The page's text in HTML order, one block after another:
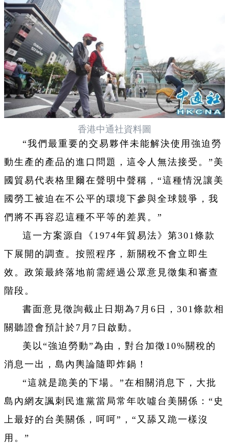
香港中通社資料圖
“我們最重要的交易夥伴未能解決使用強迫勞
動生產的產品的進口問題，這令人無法接受。”美
國貿易代表格里爾在聲明中聲稱，“這種情況讓美
國勞工被迫在不公平的環境下參與全球競爭，我
們將不再容忍這種不平等的差異。”
這一方案源自《1974年貿易法》第301條款
下展開的調查。按照程序，新關稅不會立即生
效。政策最終落地前需經過公眾意見徵集和審查
階段。
書面意見徵詢截止日期為7月6日，301條款相
關聽證會預計於7月7日啟動。
美以“強迫勞動”為由，對台加徵10%關稅的
消息一出，島內輿論隨即炸鍋！
“這就是跪美的下場。”在相關消息下，大批
島內網友諷刺民進黨當局常年吹噓台美關係：“史
上最好的台美關係，呵呵”，“又舔又跪一樣沒
用。”